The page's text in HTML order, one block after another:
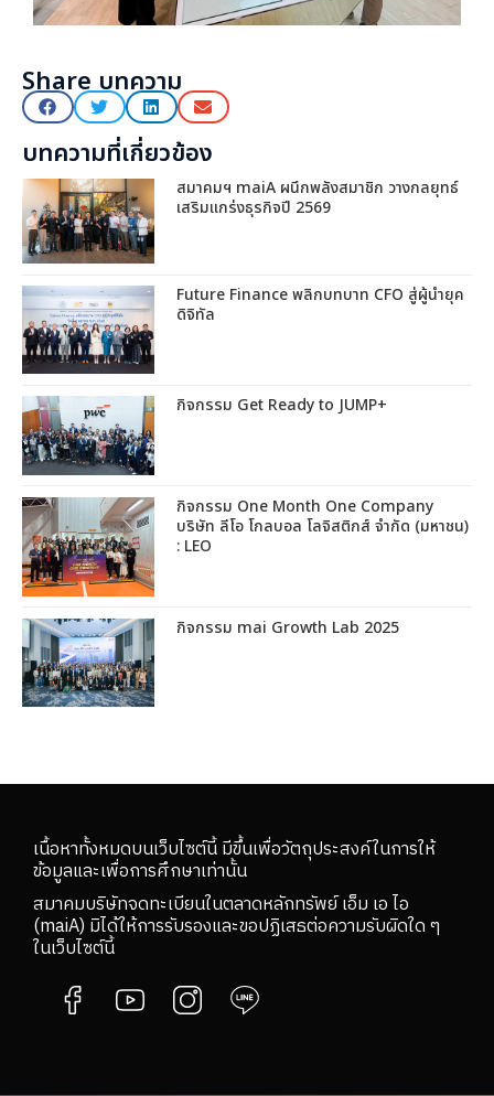
Share บทความ
บทความที่เกี่ยวข้อง
สมาคมฯ maiA ผนึกพลังสมาชิก วางกลยุทธ์
เสริมแกร่งธุรกิจปี 2569
Future Finance พลิกบทบาท CFO สู่ผู้นำยุค
ดิจิทัล
กิจกรรม Get Ready to JUMP+
กิจกรรม One Month One Company
บริษัท ลีโอ โกลบอล โลจิสติกส์ จำกัด (มหาชน)
: LEO
กิจกรรม mai Growth Lab 2025
เนื้อหาทั้งหมดบนเว็บไซต์นี้ มีขึ้นเพื่อวัตถุประสงค์ในการให้
ข้อมูลและเพื่อการศึกษาเท่านั้น
สมาคมบริษัทจดทะเบียนในตลาดหลักทรัพย์ เอ็ม เอ ไอ
(maiA) มิได้ให้การรับรองและขอปฏิเสธต่อความรับผิดใด ๆ
ในเว็บไซต์นี้